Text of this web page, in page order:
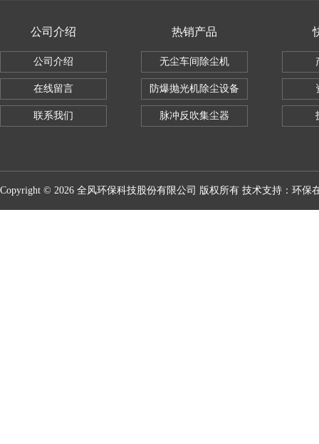
公司介绍
公司介绍
在线留言
联系我们
热销产品
无尘车间除尘机
防爆抛光机除尘设备
脉冲反吹集尘器
Copyright © 2026 全风环保科技股份有限公司 版权所有 技术支持： 环保